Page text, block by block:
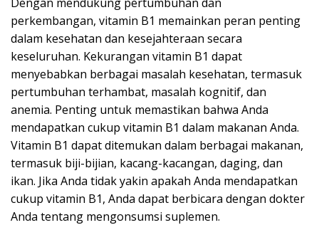
perkembangan, vitamin B1 memainkan peran penting
dalam kesehatan dan kesejahteraan secara
keseluruhan. Kekurangan vitamin B1 dapat
menyebabkan berbagai masalah kesehatan, termasuk
pertumbuhan terhambat, masalah kognitif, dan
anemia. Penting untuk memastikan bahwa Anda
mendapatkan cukup vitamin B1 dalam makanan Anda.
Vitamin B1 dapat ditemukan dalam berbagai makanan,
termasuk biji-bijian, kacang-kacangan, daging, dan
ikan. Jika Anda tidak yakin apakah Anda mendapatkan
cukup vitamin B1, Anda dapat berbicara dengan dokter
Anda tentang mengonsumsi suplemen.